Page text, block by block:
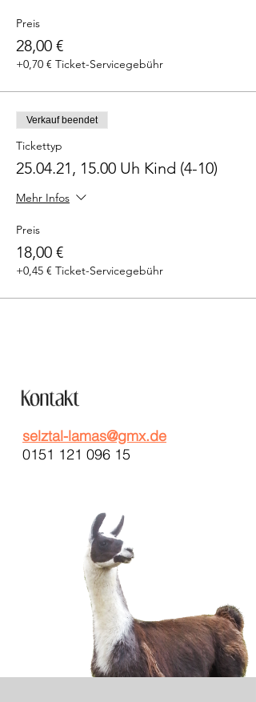
Preis
28,00 €
+0,70 € Ticket-Servicegebühr
Verkauf beendet
Tickettyp
25.04.21, 15.00 Uh Kind (4-10)
Mehr Infos
Preis
18,00 €
+0,45 € Ticket-Servicegebühr
selztal-lamas@gmx.de
0151 121 096 15